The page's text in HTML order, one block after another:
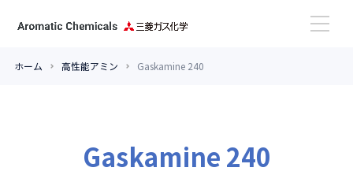
芳香族アルデヒド
ホーム 高性能アミン Gaskamine 240
Gaskamine 240